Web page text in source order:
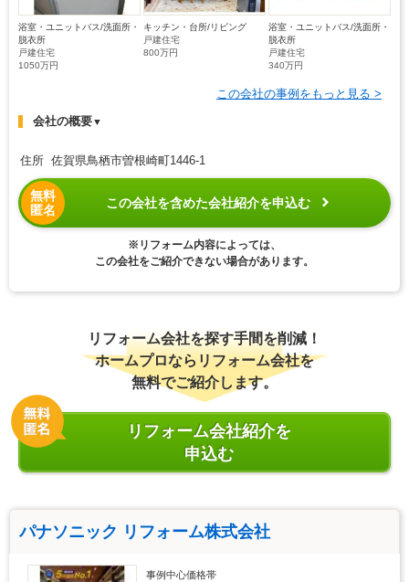
浴室・ユニットバス/洗面所・
脱衣所
戸建住宅
1050万円
キッチン・台所/リビング
戸建住宅
800万円
浴室・ユニットバス/洗面所・
脱衣所
戸建住宅
340万円
この会社の事例をもっと見る >
会社の概要▼
住所 佐賀県鳥栖市曽根崎町1446-1
無料
匿名
この会社を含めた会社紹介を申込む
※リフォーム内容によっては、
この会社をご紹介できない場合があります。
リフォーム会社を探す手間を削減！
ホームプロならリフォーム会社を
無料でご紹介します。
リフォーム会社紹介を
申込む
パナソニック リフォーム株式会社
事例中心価格帯